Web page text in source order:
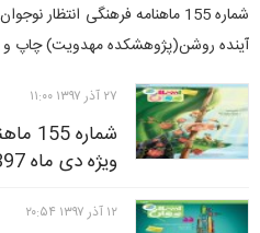
آینده روشن(پژوهشکده مهدویت) چاپ و
آینده روشن(پژوهشکده مهدویت) چاپ و
۲۷ آذر ۱۳۹۷ ۱۱:۰۰
ویژه دی ماه 1397
۱۲ آذر ۱۳۹۷ ۲۰:۵۴